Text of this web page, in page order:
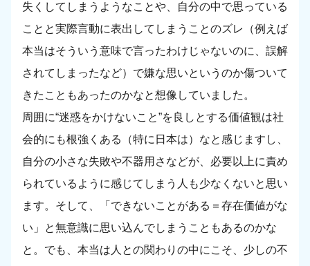
失くしてしまうようなことや、自分の中で思っている
ことと実際言動に表出してしまうことのズレ（例えば
本当はそういう意味で言ったわけじゃないのに、誤解
されてしまったなど）で嫌な思いというのか傷ついて
きたこともあったのかなと想像していました。
周囲に“迷惑をかけないこと”を良しとする価値観は社
会的にも根強くある（特に日本は）なと感じますし、
自分の小さな失敗や不器用さなどが、必要以上に責め
られているように感じてしまう人も少なくないと思い
ます。そして、「できないことがある＝存在価値がな
い」と無意識に思い込んでしまうこともあるのかな
と。でも、本当は人との関わりの中にこそ、少しの不